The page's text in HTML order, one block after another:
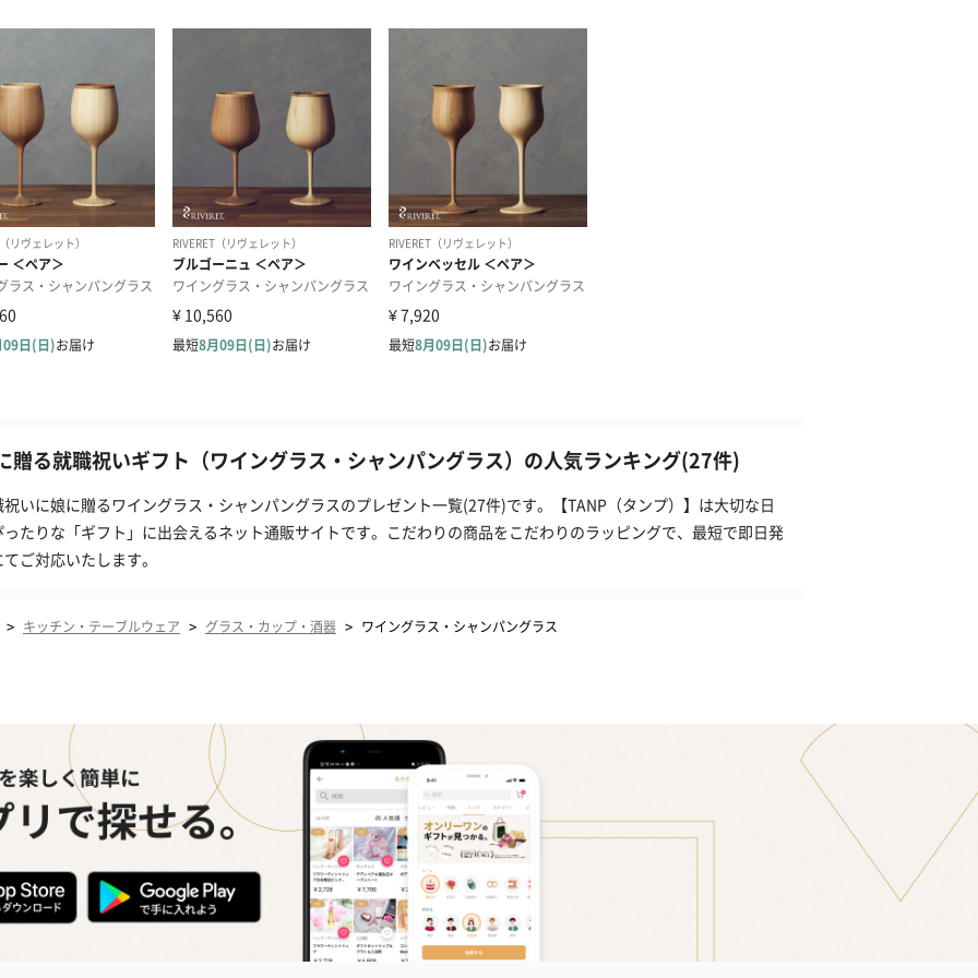
贈る就職祝いギフト（ワイングラス・シャンパングラス）の人気ランキング(27件)
祝いに娘に贈るワイングラス・シャンパングラスのプレゼント一覧(27件)です。【TANP（タンプ）】は大切な日
ったりな「ギフト」に出会えるネット通販サイトです。こだわりの商品をこだわりのラッピングで、最短で即日発
ご対応いたします。
> キッチン・テーブルウェア > グラス・カップ・酒器 > ワイングラス・シャンパングラス